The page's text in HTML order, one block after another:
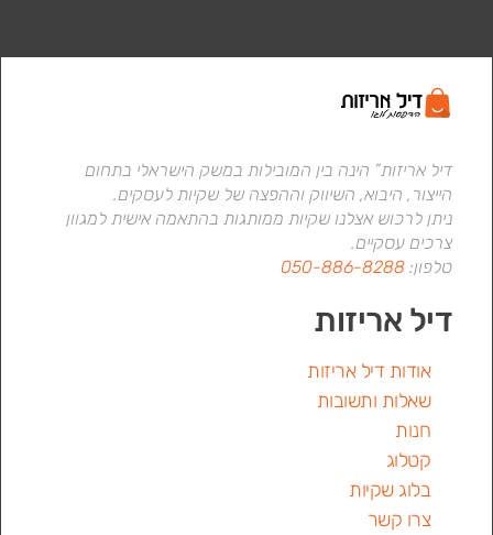
דיל אריזות” הינה בין המובילות במשק הישראלי בתחום
הייצור, היבוא, השיווק וההפצה של שקיות לעסקים.
ניתן לרכוש אצלנו שקיות ממותגות בהתאמה אישית למגוון
צרכים עסקיים.
טלפון: 050-886-8288
דיל אריזות
אודות דיל אריזות
שאלות ותשובות
חנות
קטלוג
בלוג שקיות
צרו קשר